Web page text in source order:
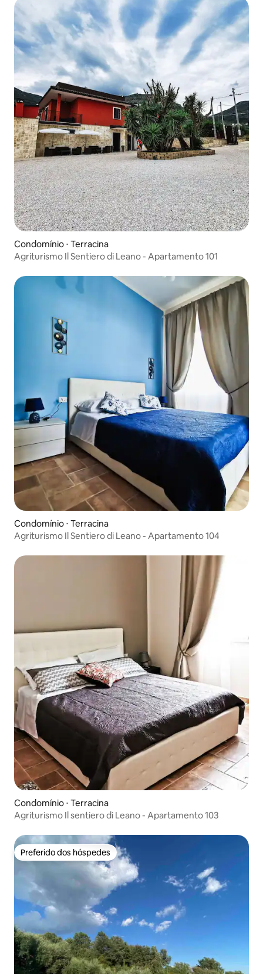
Condomínio ⋅ Terracina
Agriturismo Il Sentiero di Leano - Apartamento 101
Condomínio ⋅ Terracina
Agriturismo Il Sentiero di Leano - Apartamento 104
Condomínio ⋅ Terracina
Agriturismo Il sentiero di Leano - Apartamento 103
Preferido dos hóspedes
Preferido dos hóspedes